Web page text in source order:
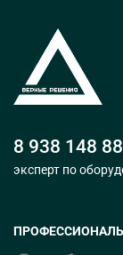
8 938 148
эксперт по